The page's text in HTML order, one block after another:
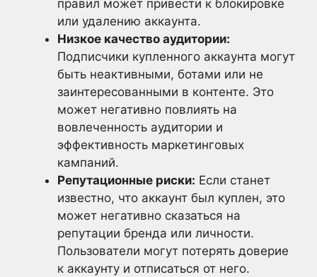
правил может привести к блокировке
или удалению аккаунта.
Низкое качество аудитории:
Подписчики купленного аккаунта могут
быть неактивными, ботами или не
заинтересованными в контенте. Это
может негативно повлиять на
вовлеченность аудитории и
эффективность маркетинговых
кампаний.
Репутационные риски: Если станет
известно, что аккаунт был куплен, это
может негативно сказаться на
репутации бренда или личности.
Пользователи могут потерять доверие
к аккаунту и отписаться от него.